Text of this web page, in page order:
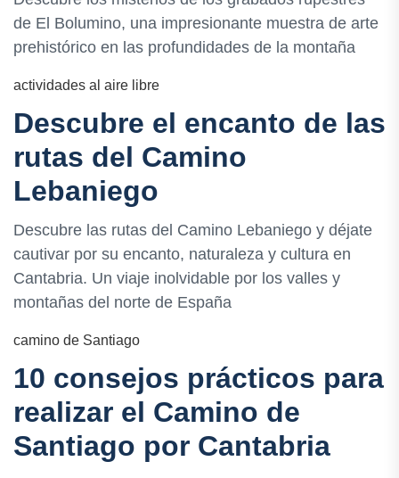
de El Bolumino, una impresionante muestra de arte
prehistórico en las profundidades de la montaña
actividades al aire libre
Descubre el encanto de las
rutas del Camino
Lebaniego
Descubre las rutas del Camino Lebaniego y déjate
cautivar por su encanto, naturaleza y cultura en
Cantabria. Un viaje inolvidable por los valles y
montañas del norte de España
camino de Santiago
10 consejos prácticos para
realizar el Camino de
Santiago por Cantabria